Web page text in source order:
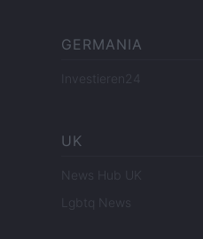
GERMANIA
Investieren24
UK
News Hub UK
Lgbtq News